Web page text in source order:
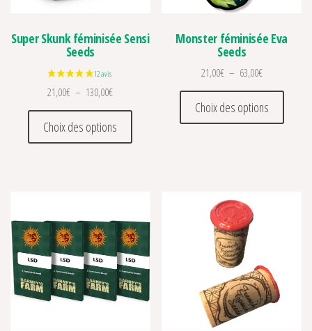
Super Skunk féminisée Sensi
Seeds
21,00€ – 130,00€Plage de prix : 21,00€ à 130,00€
Choix des options
Ce produit a plusieurs variations. Les
Monster féminisée Eva
Seeds
21,00€ – 63,00€Plage de prix
Choix des options
Ce